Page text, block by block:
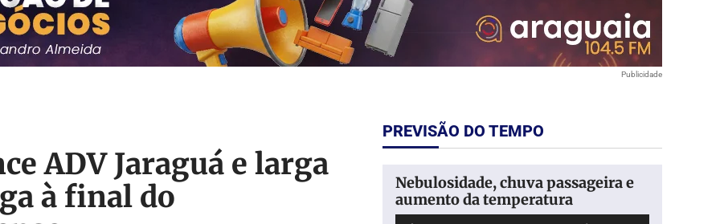
Publicidade
ADV Jaraguá e larga
à final do
PREVISÃO DO TEMPO
Nebulosidade, chuva passageira e
aumento da temperatura